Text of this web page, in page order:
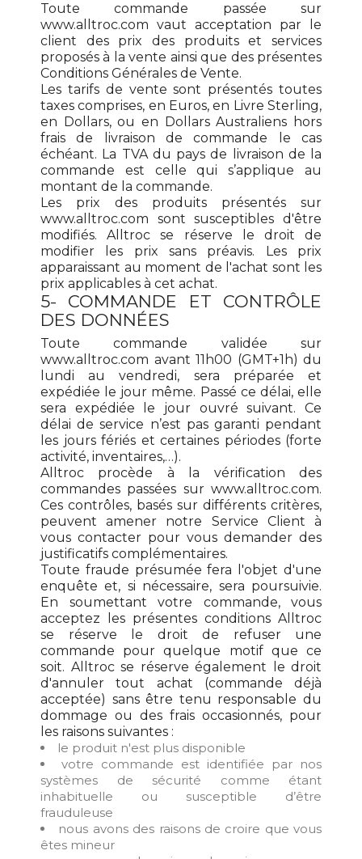
Toute commande passée sur
www.alltroc.com vaut acceptation par le
client des prix des produits et services
proposés à la vente ainsi que des présentes
Conditions Générales de Vente.
Les tarifs de vente sont présentés toutes
taxes comprises, en Euros, en Livre Sterling,
en Dollars, ou en Dollars Australiens hors
frais de livraison de commande le cas
échéant. La TVA du pays de livraison de la
commande est celle qui s’applique au
montant de la commande.
Les prix des produits présentés sur
www.alltroc.com sont susceptibles d'être
modifiés. Alltroc se réserve le droit de
modifier les prix sans préavis. Les prix
apparaissant au moment de l'achat sont les
prix applicables à cet achat.
5- COMMANDE ET CONTRÔLE
DES DONNÉES
Toute commande validée sur
www.alltroc.com avant 11h00 (GMT+1h) du
lundi au vendredi, sera préparée et
expédiée le jour même. Passé ce délai, elle
sera expédiée le jour ouvré suivant. Ce
délai de service n’est pas garanti pendant
les jours fériés et certaines périodes (forte
activité, inventaires,…).
Alltroc procède à la vérification des
commandes passées sur www.alltroc.com.
Ces contrôles, basés sur différents critères,
peuvent amener notre Service Client à
vous contacter pour vous demander des
justificatifs complémentaires.
Toute fraude présumée fera l'objet d'une
enquête et, si nécessaire, sera poursuivie.
En soumettant votre commande, vous
acceptez les présentes conditions Alltroc
se réserve le droit de refuser une
commande pour quelque motif que ce
soit. Alltroc se réserve également le droit
d'annuler tout achat (commande déjà
acceptée) sans être tenu responsable du
dommage ou des frais occasionnés, pour
les raisons suivantes :
le produit n'est plus disponible
votre commande est identifiée par nos
systèmes de sécurité comme étant
inhabituelle ou susceptible d’être
frauduleuse
nous avons des raisons de croire que vous
êtes mineur